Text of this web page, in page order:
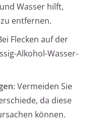
Wasser hilft,
entfernen.
Flecken auf der
Alkohol-Wasser-
: Vermeiden Sie
da diese
können.